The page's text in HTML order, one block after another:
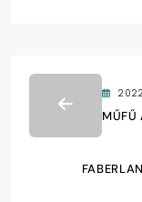
MŰFŰ